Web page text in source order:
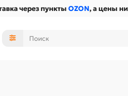
через пункты OZON, а цены